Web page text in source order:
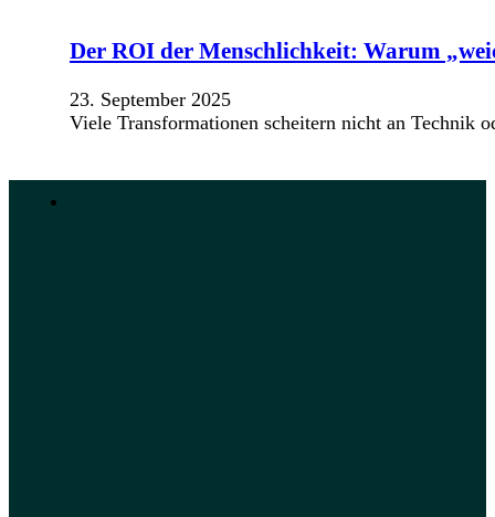
Der ROI der Menschlichkeit: Warum
23. September 2025
Viele Transformationen scheitern nicht an Technik